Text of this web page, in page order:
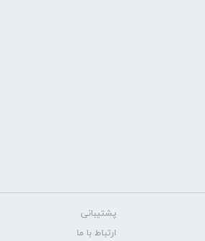
پشتیبانی
ارتباط با ما